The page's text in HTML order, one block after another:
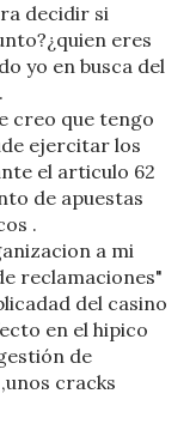
decidir si
eres
yo en busca del
creo que tengo
ejercitar los
el articulo 62
de apuestas
.
a mi
reclamaciones"
del casino
en el hipico
de
cracks